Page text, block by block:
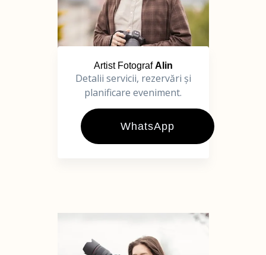
Artist FotografAlin
Detalii servicii, rezervări și
planificare eveniment.
WhatsApp